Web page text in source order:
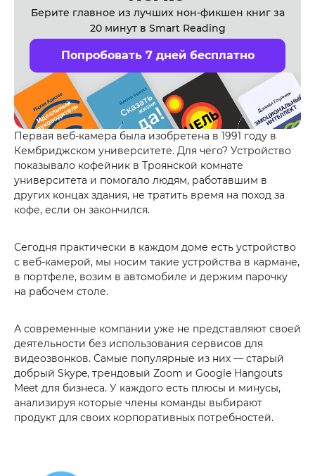
Берите главное из лучших нон-фикшен книг за
20 минут в Smart Reading
Попробовать 7 дней бесплатно
Первая веб-камера была изобретена в 1991 году в
Кембриджском университете. Для чего? Устройство
показывало кофейник в Троянской комнате
университета и помогало людям, работавшим в
других концах здания, не тратить время на поход за
кофе, если он закончился.
Сегодня практически в каждом доме есть устройство
с веб-камерой, мы носим такие устройства в кармане,
в портфеле, возим в автомобиле и держим парочку
на рабочем столе.
А современные компании уже не представляют своей
деятельности без использования сервисов для
видеозвонков. Самые популярные из них — старый
добрый Skype, трендовый Zoom и Google Hangouts
Meet для бизнеса. У каждого есть плюсы и минусы,
анализируя которые члены команды выбирают
продукт для своих корпоративных потребностей.